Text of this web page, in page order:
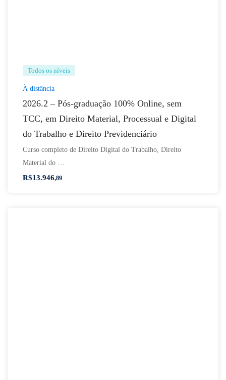
Todos os níveis
À distância
2026.2 – Pós-graduação 100% Online, sem
TCC, em Direito Material, Processual e Digital
do Trabalho e Direito Previdenciário
Curso completo de Direito Digital do Trabalho, Direito
Material do …
R$13.946,89